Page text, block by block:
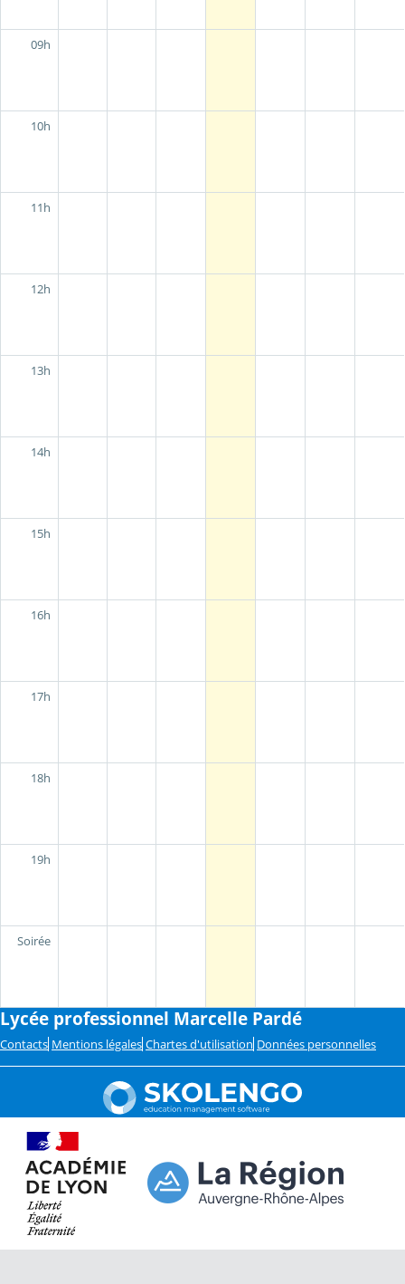
09h
10h
11h
12h
13h
14h
15h
16h
17h
18h
19h
Soirée
Lycée professionnel Marcelle Pardé
Contacts Mentions légales Chartes d'utilisation Données personnelles